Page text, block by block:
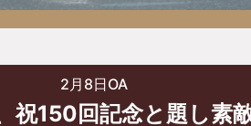
2月8日OA
祝150回記念と題し素